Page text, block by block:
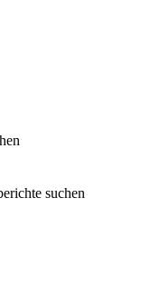
suchen